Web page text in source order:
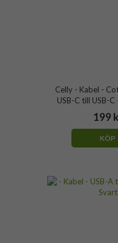
Celly - Kabel -
USB-C till USB-C
199
KÖP